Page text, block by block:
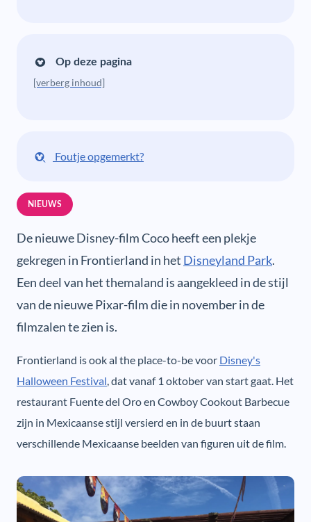
Op deze pagina
[verberg inhoud]
Foutje opgemerkt?
NIEUWS
De nieuwe Disney-film Coco heeft een plekje
gekregen in Frontierland in het Disneyland Park.
Een deel van het themaland is aangekleed in de stijl
van de nieuwe Pixar-film die in november in de
filmzalen te zien is.
Frontierland is ook al the place-to-be voor Disney's
Halloween Festival, dat vanaf 1 oktober van start gaat. Het
restaurant Fuente del Oro en Cowboy Cookout Barbecue
zijn in Mexicaanse stijl versierd en in de buurt staan
verschillende Mexicaanse beelden van figuren uit de film.